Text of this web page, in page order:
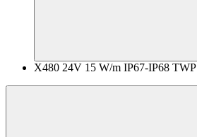
X480 24V 15 W/m IP67-IP68 TWP